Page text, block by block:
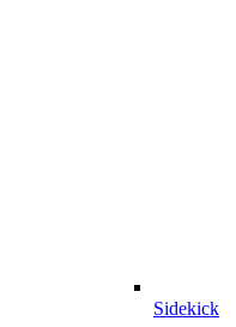
Sidekick